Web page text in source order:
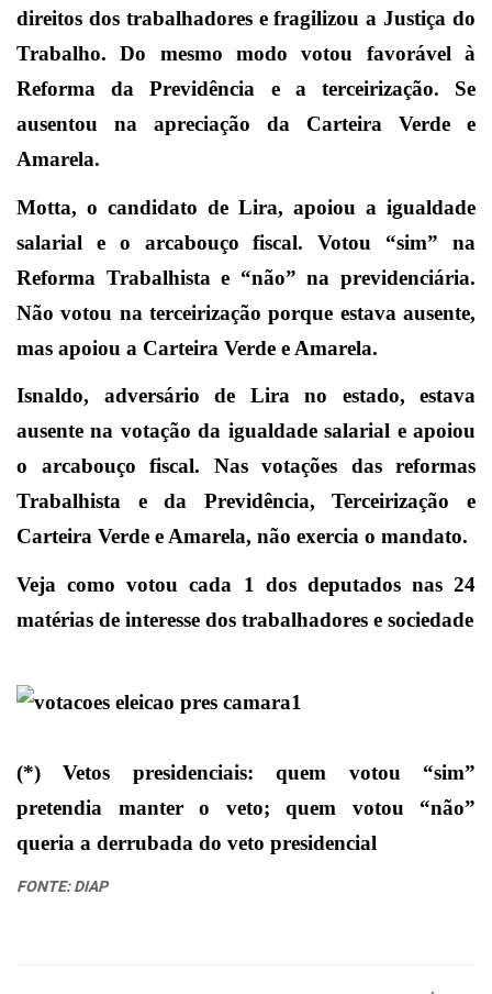
direitos dos trabalhadores e fragilizou a Justiça do
Trabalho. Do mesmo modo votou favorável à
Reforma da Previdência e a terceirização. Se
ausentou na apreciação da Carteira Verde e
Amarela.
Motta, o candidato de Lira, apoiou a igualdade
salarial e o arcabouço fiscal. Votou “sim” na
Reforma Trabalhista e “não” na previdenciária.
Não votou na terceirização porque estava ausente,
mas apoiou a Carteira Verde e Amarela.
Isnaldo, adversário de Lira no estado, estava
ausente na votação da igualdade salarial e apoiou
o arcabouço fiscal. Nas votações das reformas
Trabalhista e da Previdência, Terceirização e
Carteira Verde e Amarela, não exercia o mandato.
Veja como votou cada 1 dos deputados nas 24
matérias de interesse dos trabalhadores e sociedade
(*) Vetos presidenciais: quem votou “sim”
pretendia manter o veto; quem votou “não”
queria a derrubada do veto presidencial
FONTE: DIAP